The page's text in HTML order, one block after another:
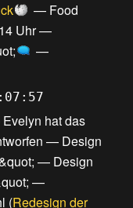
— Food
Uhr—
—
Evelyn hat das
— Design
— Design
—
(Redesign der